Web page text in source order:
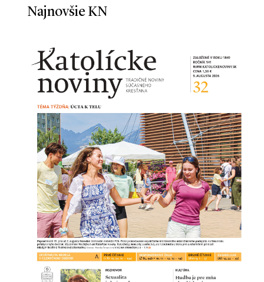
Najnovšie KN